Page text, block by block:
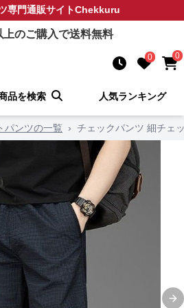
専門通販サイトChekkuru
上のご購入で送料無料
0 0
品を検索 人気ランキング
パンツの一覧 › チェックパンツ 細チェ